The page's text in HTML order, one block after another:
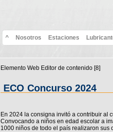
^ Nosotros Estaciones
Elemento Web Editor de contenido ‭[8]‬
ECO Concurso 2024
En 2024 la consigna invitó a contribuir al
Convocando a niños en edad escolar a
1000 niños de todo el país realizaron sus